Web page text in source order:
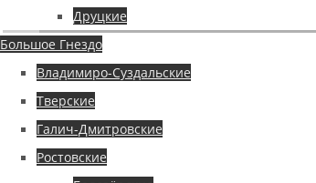
Друцкие
Большое Гнездо
Владимиро-Суздальские
Тверские
Галич-Дмитровские
Ростовские